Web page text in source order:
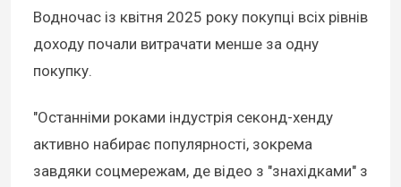
Водночас із квітня 2025 року покупці всіх рівнів
доходу почали витрачати менше за одну
покупку.
"Останніми роками індустрія секонд-хенду
активно набирає популярності, зокрема
завдяки соцмережам, де відео з "знахідками" з